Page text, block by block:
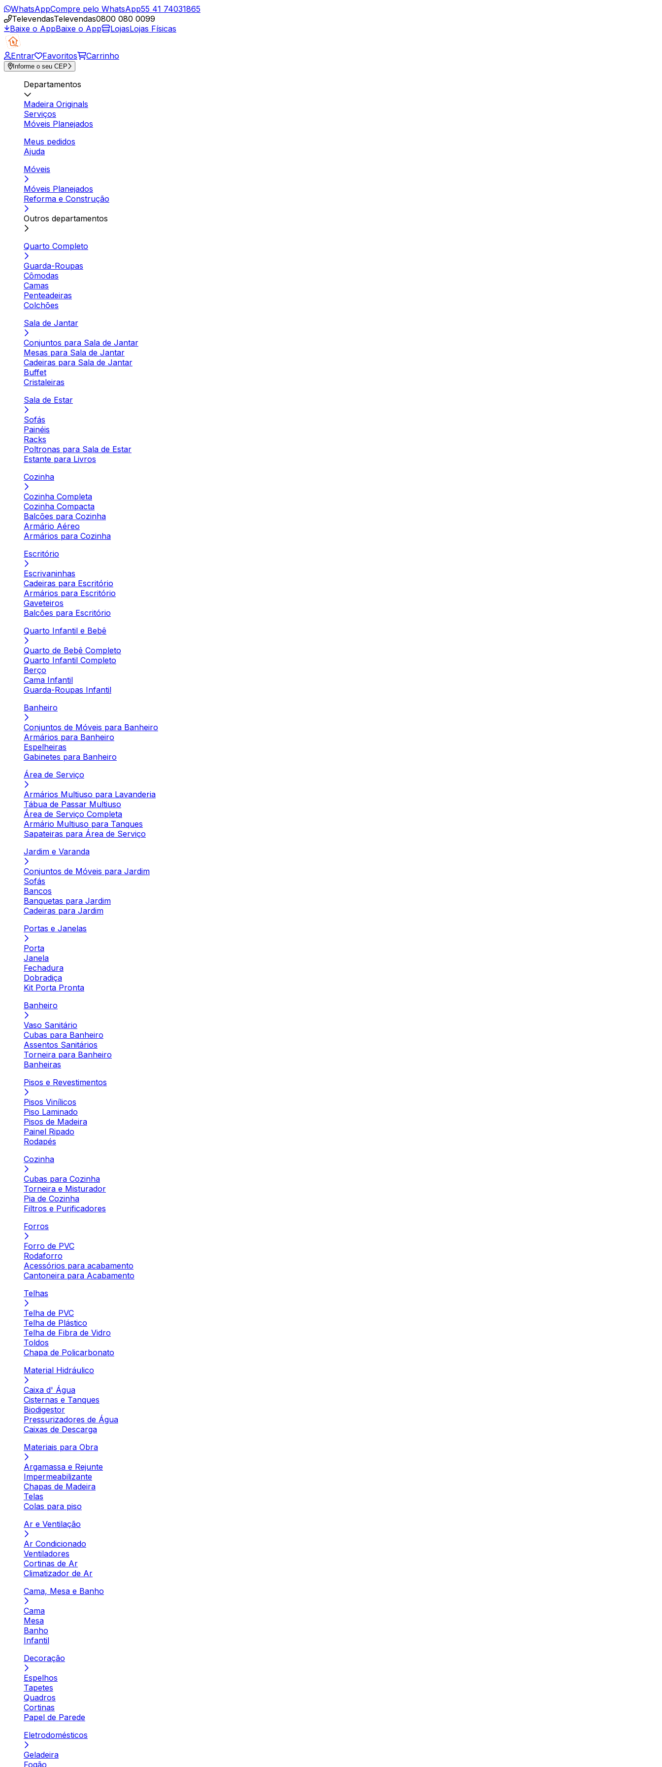
WhatsAppCompre pelo WhatsApp55 41 74031865
TelevendasTelevendas0800 080 0099
Baixe o AppBaixe o App LojasLojas Físicas
Entrar Favoritos Carrinho
Informe o seu CEP
Departamentos
Madeira Originals
Serviços
Móveis Planejados
Meus pedidos
Ajuda
Móveis
Móveis Planejados
Reforma e Construção
Outros departamentos
Quarto Completo
Guarda-Roupas
Cômodas
Camas
Penteadeiras
Colchões
Sala de Jantar
Conjuntos para Sala de Jantar
Mesas para Sala de Jantar
Cadeiras para Sala de Jantar
Buffet
Cristaleiras
Sala de Estar
Sofás
Painéis
Racks
Poltronas para Sala de Estar
Estante para Livros
Cozinha
Cozinha Completa
Cozinha Compacta
Balcões para Cozinha
Armário Aéreo
Armários para Cozinha
Escritório
Escrivaninhas
Cadeiras para Escritório
Armários para Escritório
Gaveteiros
Balcões para Escritório
Quarto Infantil e Bebê
Quarto de Bebê Completo
Quarto Infantil Completo
Berço
Cama Infantil
Guarda-Roupas Infantil
Banheiro
Conjuntos de Móveis para Banheiro
Armários para Banheiro
Espelheiras
Gabinetes para Banheiro
Área de Serviço
Armários Multiuso para Lavanderia
Tábua de Passar Multiuso
Área de Serviço Completa
Armário Multiuso para Tanques
Sapateiras para Área de Serviço
Jardim e Varanda
Conjuntos de Móveis para Jardim
Sofás
Bancos
Banquetas para Jardim
Cadeiras para Jardim
Portas e Janelas
Porta
Janela
Fechadura
Dobradiça
Kit Porta Pronta
Banheiro
Vaso Sanitário
Cubas para Banheiro
Assentos Sanitários
Torneira para Banheiro
Banheiras
Pisos e Revestimentos
Pisos Vinílicos
Piso Laminado
Pisos de Madeira
Painel Ripado
Rodapés
Cozinha
Cubas para Cozinha
Torneira e Misturador
Pia de Cozinha
Filtros e Purificadores
Forros
Forro de PVC
Rodaforro
Acessórios para acabamento
Cantoneira para Acabamento
Telhas
Telha de PVC
Telha de Plástico
Telha de Fibra de Vidro
Toldos
Chapa de Policarbonato
Material Hidráulico
Caixa d' Água
Cisternas e Tanques
Biodigestor
Pressurizadores de Água
Caixas de Descarga
Materiais para Obra
Argamassa e Rejunte
Impermeabilizante
Chapas de Madeira
Telas
Colas para piso
Ar e Ventilação
Ar Condicionado
Ventiladores
Cortinas de Ar
Climatizador de Ar
Cama, Mesa e Banho
Cama
Mesa
Banho
Infantil
Decoração
Espelhos
Tapetes
Quadros
Cortinas
Papel de Parede
Eletrodomésticos
Geladeira
Fogão